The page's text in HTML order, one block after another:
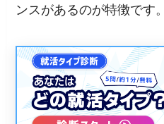
ンスがあるのが特徴です。